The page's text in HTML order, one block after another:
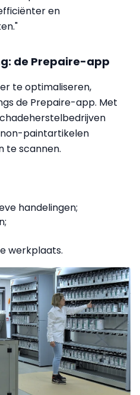
en
de Prepaire-app
te optimaliseren,
de Prepaire-app. Met
paintartikelen
te scannen.
handelingen;
werkplaats.